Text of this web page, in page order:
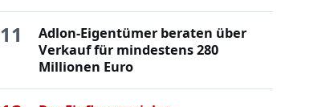
11
Adlon-Eigentümer beraten über
Verkauf für mindestens 280
Millionen Euro